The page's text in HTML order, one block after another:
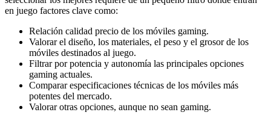
en juego factores clave como:
Relación calidad precio de los móviles gaming.
Valorar el diseño, los materiales, el peso y el grosor de los
móviles destinados al juego.
Filtrar por potencia y autonomía las principales opciones
gaming actuales.
Comparar especificaciones técnicas de los móviles más
potentes del mercado.
Valorar otras opciones, aunque no sean gaming.